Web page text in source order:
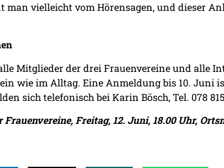
man vielleicht vom Hörensagen, und dieser
Mitglieder der drei Frauenvereine und alle
wie im Alltag. Eine Anmeldung bis 10.
sich telefonisch bei Karin Bösch, Tel. 078 815
Freitag, 12. Juni, 18.00 Uhr,